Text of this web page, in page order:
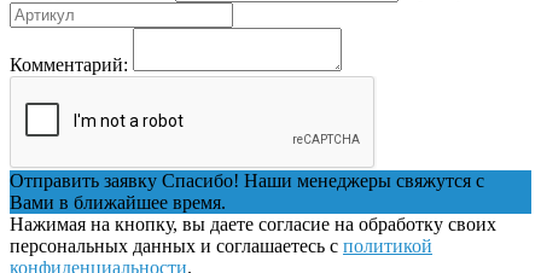
Комментарий:
Отправить заявку Спасибо! Наши менеджеры свяжутся с
Вами в ближайшее время.
Нажимая на кнопку, вы даете согласие на обработку своих
персональных данных и соглашаетесь с политикой
конфиденциальности.